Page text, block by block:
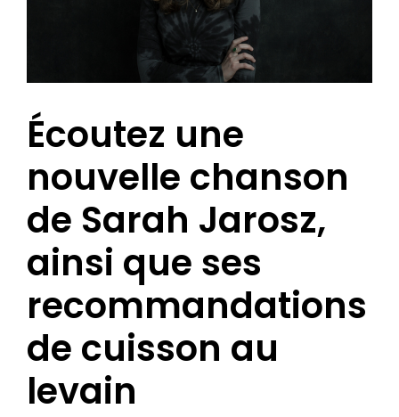
Écoutez une
nouvelle chanson
de Sarah Jarosz,
ainsi que ses
recommandations
de cuisson au
levain